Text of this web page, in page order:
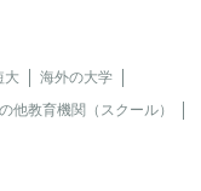
大
海外の大学
他教育機関（スクール）